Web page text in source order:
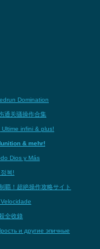
Domination
通关骚操作合集
infini & plus!
& mehr!
Dios y Más
복!
覇！超絶操作攻略サイト
全收錄
и другие эпичные